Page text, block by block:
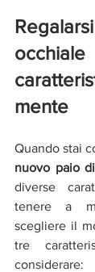
mente
Quando stai
nuovo paio
diverse
tenere a
scegliere il
tre
considerare: